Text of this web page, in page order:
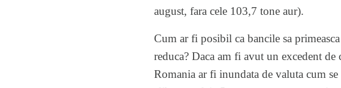
august, fara cele 103,7 tone aur).
Cum ar fi posibil ca bancile sa
reduca? Daca am fi avut un excedent
Romania ar fi inundata de valuta cum